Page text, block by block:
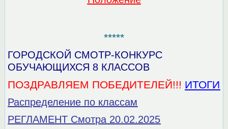
*****
ГОРОДСКОЙ СМОТР-КОНКУРС
ОБУЧАЮЩИХСЯ 8 КЛАССОВ
ПОЗДРАВЛЯЕМ ПОБЕДИТЕЛЕЙ!!! ИТОГИ
Распределение по классам
РЕГЛАМЕНТ Смотра 20.02.2025